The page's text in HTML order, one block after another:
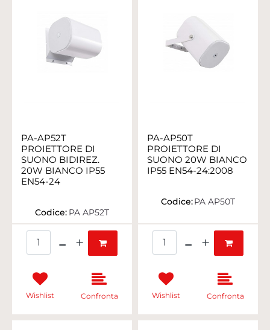
PA-AP52T
PROIETTORE DI
SUONO BIDIREZ.
20W BIANCO IP55
EN54-24
Codice: PA AP52T
Wishlist Confronta
PA-AP50T
PROIETTORE DI
SUONO 20W BIANCO
IP55 EN54-24:2008
Codice:PA AP50T
Wishlist Confronta